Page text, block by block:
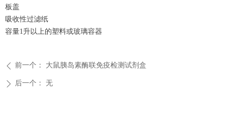
板盖
吸收性过滤纸
容量1升以上的塑料或玻璃容器
ꄴ 前一个： 大鼠胰岛素酶联免疫检测试剂盒
ꄲ 后一个： 无